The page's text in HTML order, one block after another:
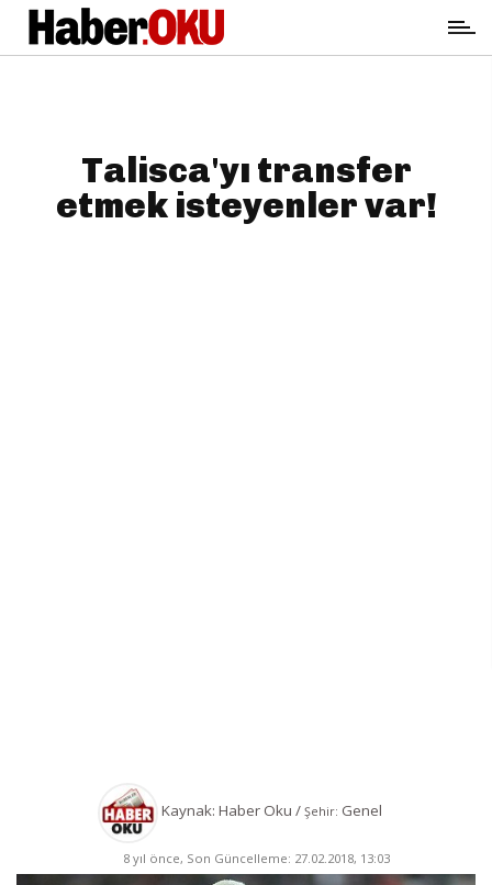
Talisca'yı transfer
etmek isteyenler var!
Kaynak: Haber Oku / Şehir: Genel
8 yıl önce, Son Güncelleme: 27.02.2018, 13:03